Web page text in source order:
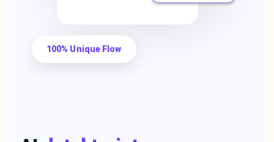
100% Unique Flow